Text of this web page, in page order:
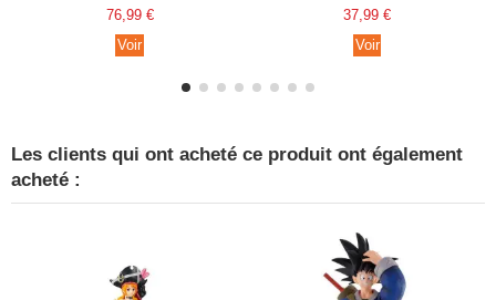
Special Edition
76,99 €
Voir
37,99 €
Voir
Les clients qui ont acheté ce produit ont également
acheté :